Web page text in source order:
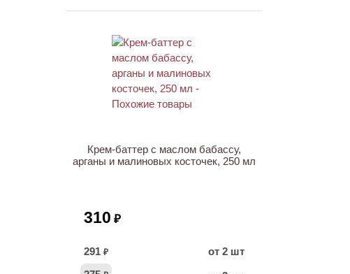
Крем-баттер с маслом бабассу,
арганы и малиновых косточек, 250 мл
310 ₽
291 ₽
от 2 шт